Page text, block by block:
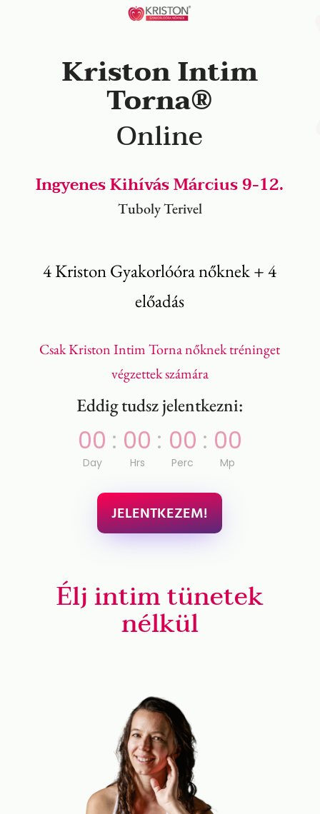
Kriston Intim
Torna®
Online
Ingyenes Kihívás Március 9-12.
Tuboly Terivel
4 Kriston Gyakorlóóra nőknek + 4
előadás
Csak Kriston Intim Torna nőknek tréninget
végzettek számára
Eddig tudsz jelentkezni:
000
Day
: 00
Hrs
: 00
Perc
: 00
Mp
JELENTKEZEM!
Élj intim tünetek
nélkül